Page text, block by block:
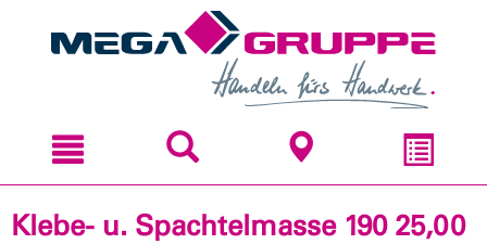
Klebe- u. Spachtelmasse 190 25,00